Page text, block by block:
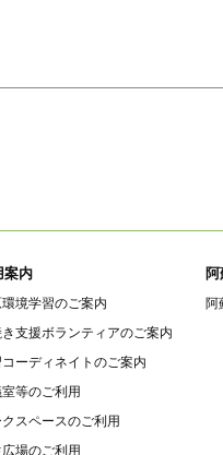
案内
境学習のご案内
支援ボランティアのご案内
ーディネイトのご案内
等のご利用
クスペースのご利用
場のご利用
阿